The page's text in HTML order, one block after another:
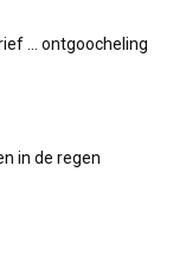
… ontgoocheling
in de regen